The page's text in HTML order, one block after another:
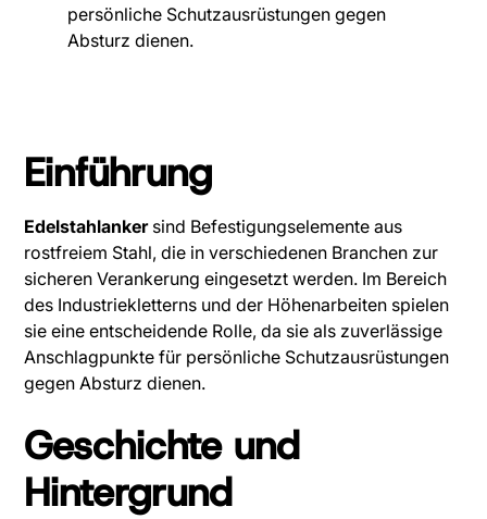
persönliche Schutzausrüstungen gegen
Absturz dienen.
Einführung
Edelstahlankersind Befestigungselemente aus
rostfreiem Stahl, die in verschiedenen Branchen zur
sicheren Verankerung eingesetzt werden. Im Bereich
des Industriekletterns und der Höhenarbeiten spielen
sie eine entscheidende Rolle, da sie als zuverlässige
Anschlagpunkte für persönliche Schutzausrüstungen
gegen Absturz dienen.
Geschichte und
Hintergrund